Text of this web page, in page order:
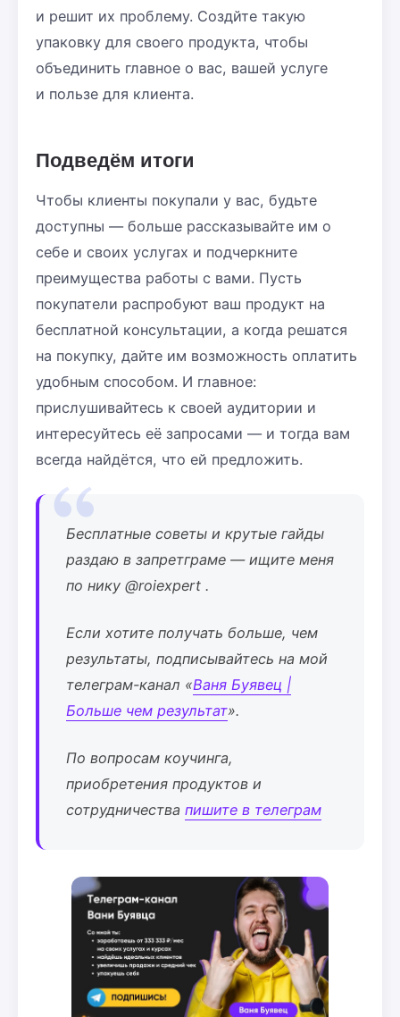
и решит их проблему. Создйте такую
упаковку для своего продукта, чтобы
объединить главное о вас, вашей услуге
и пользе для клиента.
Подведём итоги
Чтобы клиенты покупали у вас, будьте
доступны — больше рассказывайте им о
себе и своих услугах и подчеркните
преимущества работы с вами. Пусть
покупатели распробуют ваш продукт на
бесплатной консультации, а когда решатся
на покупку, дайте им возможность оплатить
удобным способом. И главное:
прислушивайтесь к своей аудитории и
интересуйтесь её запросами — и тогда вам
всегда найдётся, что ей предложить.
Бесплатные советы и крутые гайды
раздаю в запретграме — ищите меня
по нику @roiexpert .
Если хотите получать больше, чем
результаты, подписывайтесь на мой
телеграм-канал «Ваня Буявец |
Больше чем результат».
По вопросам коучинга,
приобретения продуктов и
сотрудничества пишите в телеграм